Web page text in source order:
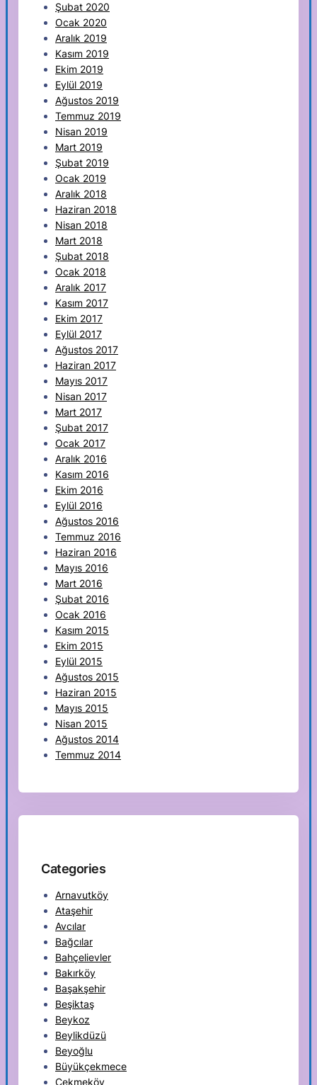
Şubat 2020
Ocak 2020
Aralık 2019
Kasım 2019
Ekim 2019
Eylül 2019
Ağustos 2019
Temmuz 2019
Nisan 2019
Mart 2019
Şubat 2019
Ocak 2019
Aralık 2018
Haziran 2018
Nisan 2018
Mart 2018
Şubat 2018
Ocak 2018
Aralık 2017
Kasım 2017
Ekim 2017
Eylül 2017
Ağustos 2017
Haziran 2017
Mayıs 2017
Nisan 2017
Mart 2017
Şubat 2017
Ocak 2017
Aralık 2016
Kasım 2016
Ekim 2016
Eylül 2016
Ağustos 2016
Temmuz 2016
Haziran 2016
Mayıs 2016
Mart 2016
Şubat 2016
Ocak 2016
Kasım 2015
Ekim 2015
Eylül 2015
Ağustos 2015
Haziran 2015
Mayıs 2015
Nisan 2015
Ağustos 2014
Temmuz 2014
Categories
Arnavutköy
Ataşehir
Avcılar
Bağcılar
Bahçelievler
Bakırköy
Başakşehir
Beşiktaş
Beykoz
Beylikdüzü
Beyoğlu
Büyükçekmece
Çekmeköy